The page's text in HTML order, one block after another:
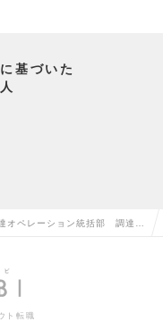
基づいた
オペレーション統括部 調達オ
ーの求人情報
ト転職